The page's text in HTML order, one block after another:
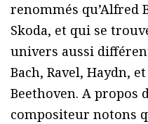
renommés qu’Alfred
Skoda, et qui se
univers aussi
Bach, Ravel, Haydn,
Beethoven. A propos
compositeur notons